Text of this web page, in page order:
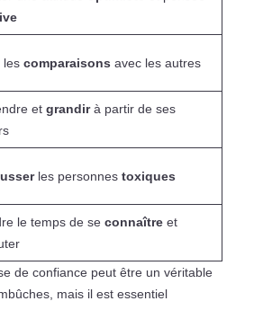
les comparaisons avec les autres
et grandirà partir de ses
les personnes toxiques
le temps de se connaîtreet
de confiance peut être un véritable
mais il est essentiel